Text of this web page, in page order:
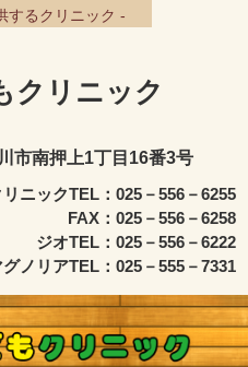
するクリニック -
クリニック
市南押上1丁目16番3号
リニックTEL：025－556－6255
FAX：025－556－6258
ジオTEL：025－556－6222
グノリアTEL：025－555－7331